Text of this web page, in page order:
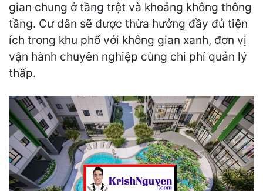
gian chung ở tầng trệt và khoảng không thông
tầng. Cư dân sẽ được thừa hưởng đầy đủ tiện
ích trong khu phố với không gian xanh, đơn vị
vận hành chuyên nghiệp cùng chi phí quản lý
thấp.